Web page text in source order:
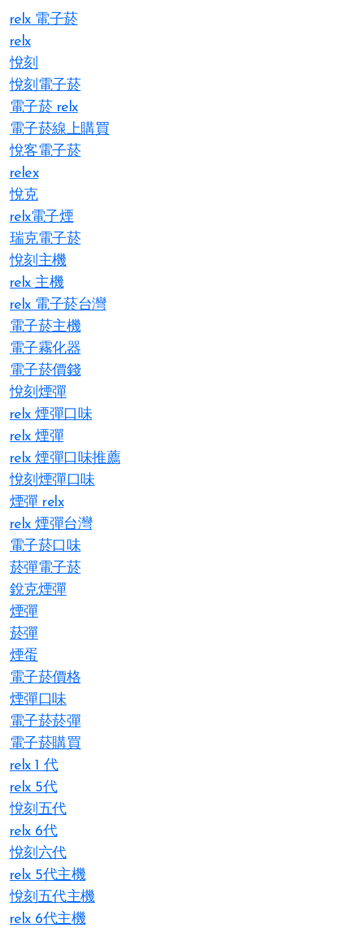
relx 電子菸
relx
悅刻
悅刻電子菸
電子菸 relx
電子菸線上購買
悅客電子菸
relex
悅克
relx電子煙
瑞克電子菸
悅刻主機
relx 主機
relx 電子菸台灣
電子菸主機
電子霧化器
電子菸價錢
悅刻煙彈
relx 煙彈口味
relx 煙彈
relx 煙彈口味推薦
悅刻煙彈口味
煙彈 relx
relx 煙彈台灣
電子菸口味
菸彈電子菸
銳克煙彈
煙彈
菸彈
煙蛋
電子菸價格
煙彈口味
電子菸菸彈
電子菸購買
relx 1 代
relx 5代
悅刻五代
relx 6代
悅刻六代
relx 5代主機
悅刻五代主機
relx 6代主機